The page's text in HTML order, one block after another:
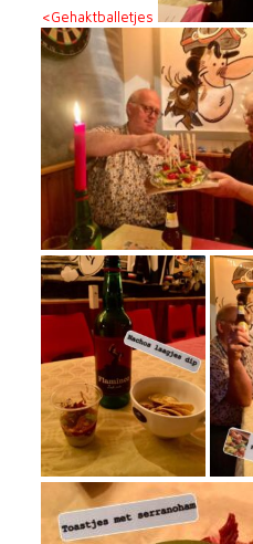
<Gehaktballetjes